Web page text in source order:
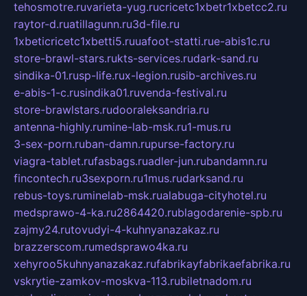
tehosmotre.ruvarieta-yug.rucricetc1xbetr1xbetcc2.ru
raytor-d.ruatillagunn.ru3d-file.ru
1xbeticricetc1xbetti5.ruuafoot-statti.rue-abis1c.ru
store-brawl-stars.rukts-services.rudark-sand.ru
sindika-01.rusp-life.rux-legion.rusib-archives.ru
e-abis-1-c.rusindika01.ruvenda-festival.ru
store-brawlstars.rudooraleksandria.ru
antenna-highly.rumine-lab-msk.ru1-mus.ru
3-sex-porn.ruban-damn.rupurse-factory.ru
viagra-tablet.rufasbags.ruadler-jun.rubandamn.ru
fincontech.ru3sexporn.ru1mus.rudarksand.ru
rebus-toys.ruminelab-msk.rualabuga-cityhotel.ru
medsprawo-4-ka.ru2864420.rublagodarenie-spb.ru
zajmy24.rutovudyi-4-kuhnyanazakaz.ru
brazzerscom.rumedsprawo4ka.ru
xehyroo5kuhnyanazakaz.rufabrikayfabrikaefabrika.ru
vskrytie-zamkov-moskva-113.rubiletnadom.ru